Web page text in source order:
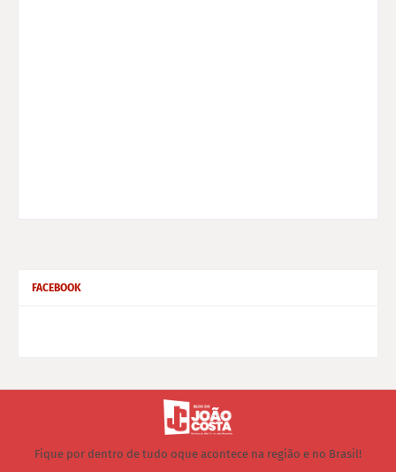
FACEBOOK
Fique por dentro de tudo oque acontece na região e no Brasil!